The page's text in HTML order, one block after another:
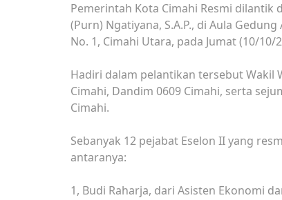
Pemerintah Kota Cimahi Resmi dilantik
(Purn) Ngatiyana, S.A.P., di Aula
No. 1, Cimahi Utara, pada Jumat (10/10/
Hadiri dalam pelantikan tersebut Wakil
Cimahi, Dandim 0609 Cimahi, serta
Cimahi.
Sebanyak 12 pejabat Eselon II yang
antaranya:
1, Budi Raharja, dari Asisten Ekonomi